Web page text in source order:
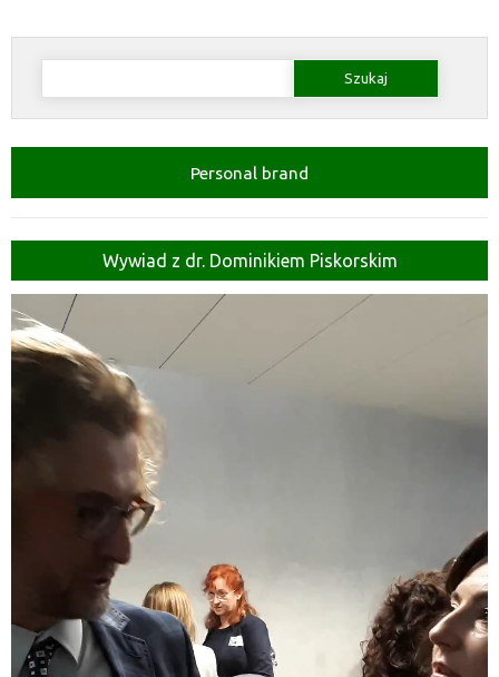
Szukaj:
Personal brand
Wywiad z dr. Dominikiem Piskorskim
Odtwarzacz
video